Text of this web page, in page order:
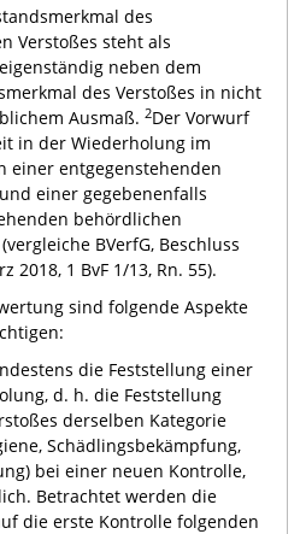
des
Verstoßes steht als
neben dem
des Verstoßes in nicht
Ausmaß. 2Der Vorwurf
in der Wiederholung im
einer entgegenstehenden
einer gegebenenfalls
behördlichen
BVerfG, Beschluss
2018, 1 BvF 1/13, Rn. 55).
sind folgende Aspekte
die Feststellung einer
d. h. die Feststellung
derselben Kategorie
Schädlingsbekämpfung,
bei einer neuen Kontrolle,
Betrachtet werden die
die erste Kontrolle folgenden